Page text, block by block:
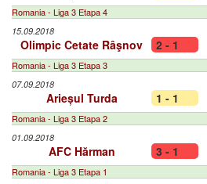
Romania - Liga 3 Etapa 4
15.09.2018
Olimpic Cetate Râşnov 2 - 1
Romania - Liga 3 Etapa 3
07.09.2018
Arieșul Turda 1 - 1
Romania - Liga 3 Etapa 2
01.09.2018
AFC Hărman 3 - 1
Romania - Liga 3 Etapa 1